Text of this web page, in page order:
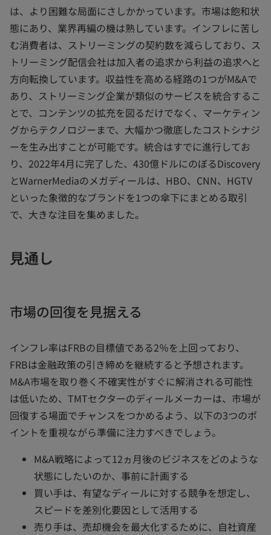
は、より困難な局面にさしかかっています。市場は飽和状
態にあり、業界再編の機は熟しています。インフレに苦し
む消費者は、ストリーミングの契約数を減らしており、ス
トリーミング配信会社は加入者の追求から利益の追求へと
方向転換しています。収益性を高める経路の1つがM&Aで
あり、ストリーミング企業が類似のサービスを統合するこ
とで、コンテンツの拡充を図るだけでなく、マーケティン
グからテクノロジーまで、大幅かつ徹底したコストシナジ
ーを生み出すことが可能です。統合はすでに進行してお
り、2022年4月に完了した、430億ドルにのぼるDiscovery
とWarnerMediaのメガディールは、HBO、CNN、HGTV
といった象徴的なブランドを1つの傘下にまとめる取引
で、大きな注目を集めました。
見通し
市場の回復を見据える
インフレ率はFRBの目標値である2％を上回っており、
FRBは金融政策の引き締めを継続すると予想されます。
M&A市場を取り巻く不確実性がすぐに解消される可能性
は低いため、TMTセクターのディールメーカーは、市場が
回復する場面でチャンスをつかめるよう、以下の3つのポ
イントを重視ながら準備に注力すべきでしょう。
M&A戦略によって12ヵ月後のビジネスをどのような
状態にしたいのか、事前に計画する
買い手は、有望なディールに対する競争を想定し、
スピードを差別化要因として活用する
売り手は、売却機会を最大化するために、自社資産